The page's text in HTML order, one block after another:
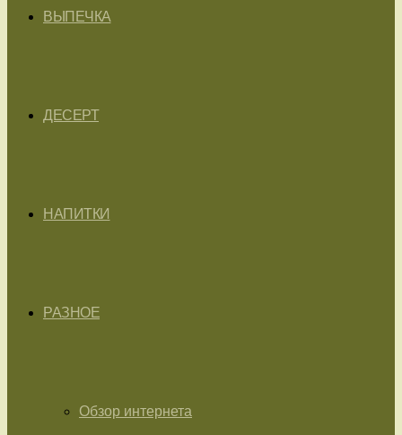
ВЫПЕЧКА
ДЕСЕРТ
НАПИТКИ
РАЗНОЕ
Обзор интернета